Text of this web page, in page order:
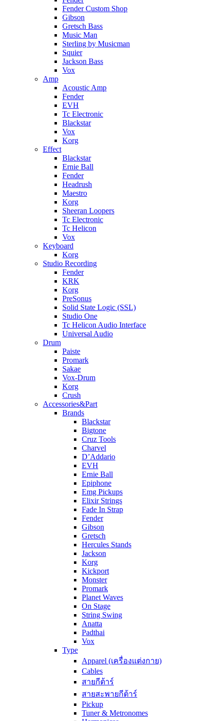
Fender Custom Shop
Gibson
Gretsch Bass
Music Man
Sterling by Musicman
Squier
Jackson Bass
Vox
Amp
Acoustic Amp
Fender
EVH
Tc Electronic
Blackstar
Vox
Korg
Effect
Blackstar
Ernie Ball
Fender
Headrush
Maestro
Korg
Sheeran Loopers
Tc Electronic
Tc Helicon
Vox
Keyboard
Korg
Studio Recording
Fender
KRK
Korg
PreSonus
Solid State Logic (SSL)
Studio One
Tc Helicon Audio Interface
Universal Audio
Drum
Paiste
Promark
Sakae
Vox-Drum
Korg
Crush
Accessories&Part
Brands
Blackstar
Bigtone
Cruz Tools
Charvel
D’Addario
EVH
Ernie Ball
Epiphone
Emg Pickups
Elixir Strings
Fade In Strap
Fender
Gibson
Gretsch
Hercules Stands
Jackson
Korg
Kickport
Monster
Promark
Planet Waves
On Stage
String Swing
Anatta
Padthai
Vox
Type
Apparel (เครื่องแต่งกาย)
Cables
สายกีต้าร์
สายสะพายกีต้าร์
Pickup
Tuner & Metronomes